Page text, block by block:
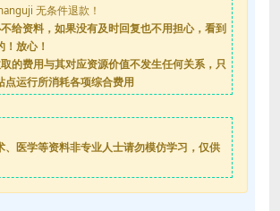
无条件退款！
给资料，如果没有及时回复也不用担心，看到
！放心！
的费用与其对应资源价值不发生任何关系，只
点运行所消耗各项综合费用
、医学等资料非专业人士请勿模仿学习，仅供